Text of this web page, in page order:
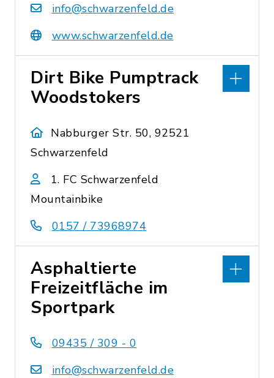
info@schwarzenfeld.de
www.schwarzenfeld.de
Dirt Bike Pumptrack
Woodstokers
Nabburger Str. 50, 92521
Schwarzenfeld
1. FC Schwarzenfeld
Mountainbike
0157 / 73968974
Asphaltierte
Freizeitfläche im
Sportpark
09435 / 309 - 0
info@schwarzenfeld.de